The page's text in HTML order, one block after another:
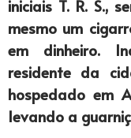
iniciais T. R. S.,
mesmo um
em dinheiro.
residente da
hospedado em
levando a